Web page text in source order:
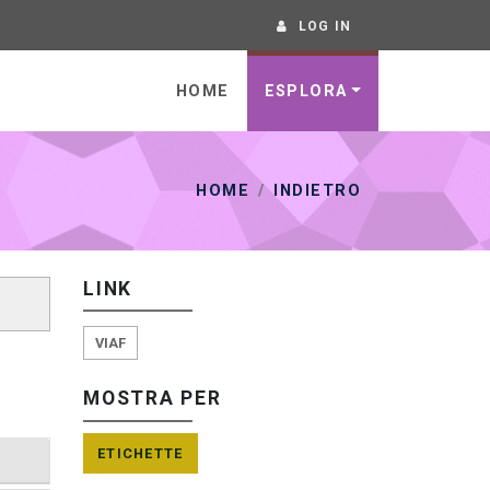
LOG IN
HOME ESPLORA
HOME INDIETRO
LINK
VIAF
MOSTRA PER
ETICHETTE